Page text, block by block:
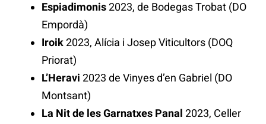
Espiadimonis2023, de Bodegas Trobat (DO
Empordà)
Iroik2023, Alícia i Josep Viticultors (DOQ
Priorat)
L’Heravi 2023 de Vinyes d’en Gabriel (DO
Montsant)
La Nit de les Garnatxes Panal 2023, Celler